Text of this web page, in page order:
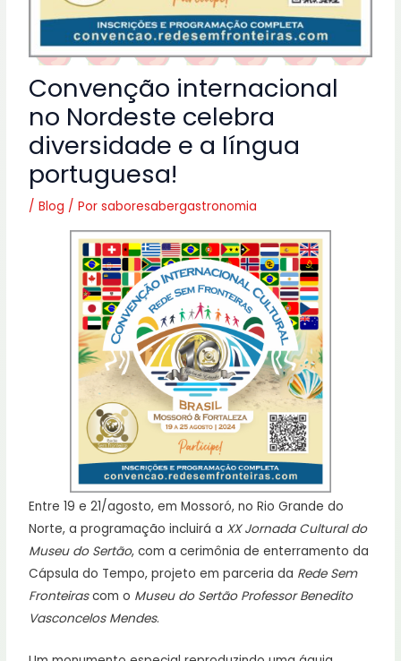
Convenção internacional
no Nordeste celebra
diversidade e a língua
portuguesa!
/Blog / Porsaboresabergastronomia
Entre 19 e 21/agosto, em Mossoró, no Rio Grande do
Norte, a programação incluirá a XX Jornada Cultural do
Museu do Sertão, com a cerimônia de enterramento da
Cápsula do Tempo, projeto em parceria da Rede Sem
Fronteirascom o Museu do Sertão Professor Benedito
Vasconcelos Mendes.